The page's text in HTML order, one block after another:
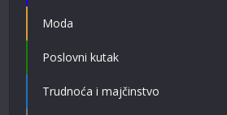
Moda
Poslovni kutak
Trudnoća i majčinstvo